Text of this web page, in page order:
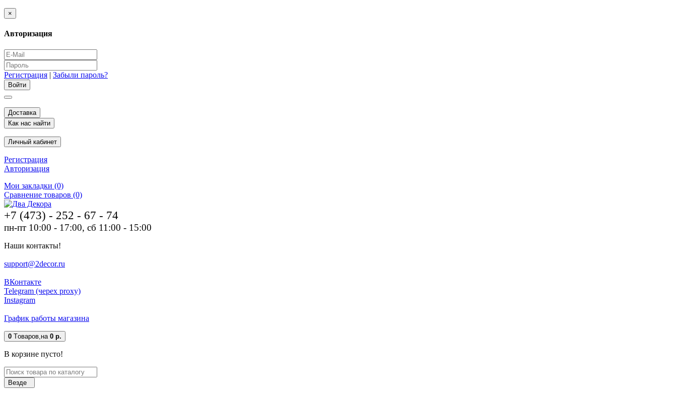
×
Авторизация
Регистрация | Забыли пароль?
Доставка
Как нас найти
Личный кабинет
Регистрация
Авторизация
Мои закладки (0)
Сравнение товаров (0)
+7 (473) - 252 - 67 - 74
пн-пт 10:00 - 17:00, сб 11:00 - 15:00
Наши контакты!
support@2decor.ru
ВКонтакте
Telegram (черех proxy)
Instagram
График работы магазина
0 Tоваров, на 0 р.
В корзине пусто!
Везде